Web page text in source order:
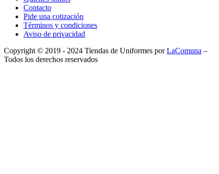
Contacto
Pide una cotización
Términos y condiciones
Aviso de privacidad
Copyright © 2019 - 2024 Tiendas de Uniformes porLaComuna –
Todos los derechos reservados